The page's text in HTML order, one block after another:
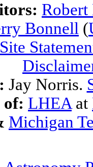
Bonnell (
Jay Norris.
of: LHEA at
Michigan